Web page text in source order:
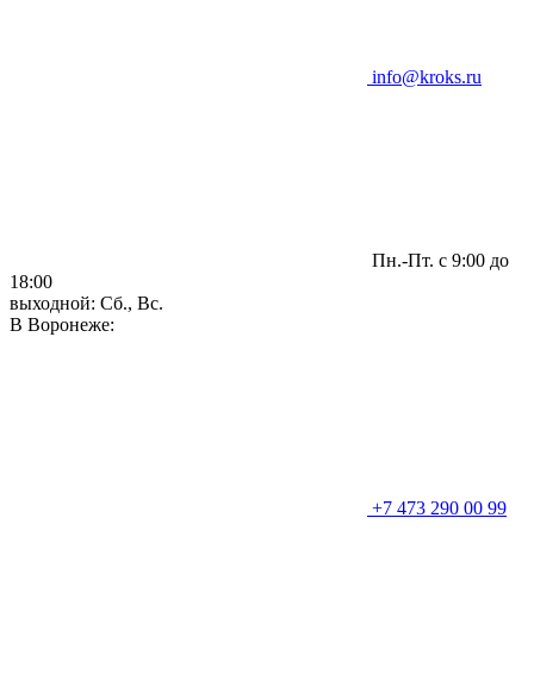
info@kroks.ru
Пн.-Пт. с 9:00 до
18:00
выходной: Сб., Вс.
В Воронеже:
+7 473 290 00 99